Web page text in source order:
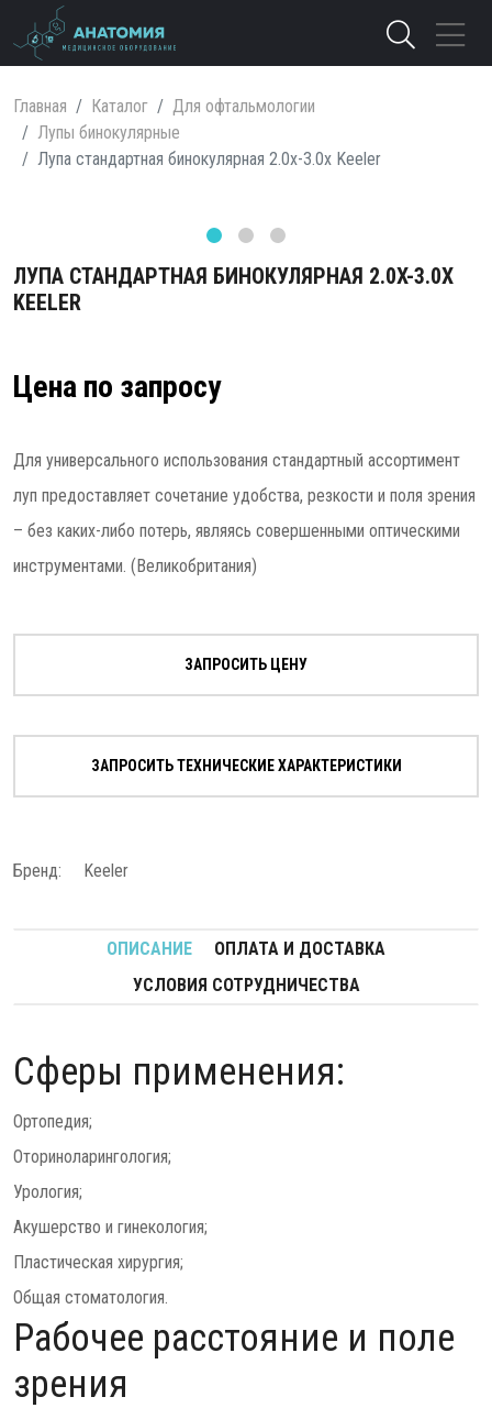
Главная Каталог
Для офтальмологии
Лупы бинокулярные
Лупа стандартная бинокулярная 2.0x-3.0x Keeler
ЛУПА СТАНДАРТНАЯ БИНОКУЛЯРНАЯ 2.0X-3.0X
KEELER
Цена по запросу
Для универсального использования стандартный ассортимент
луп предоставляет сочетание удобства, резкости и поля зрения
– без каких-либо потерь, являясь совершенными оптическими
инструментами. (Великобритания)
ЗАПРОСИТЬ ЦЕНУ
ЗАПРОСИТЬ ТЕХНИЧЕСКИЕ ХАРАКТЕРИСТИКИ
Бренд: Keeler
ОПИСАНИЕ
ОПЛАТА И ДОСТАВКА
УСЛОВИЯ СОТРУДНИЧЕСТВА
Сферы применения:
Ортопедия;
Оториноларингология;
Урология;
Акушерство и гинекология;
Пластическая хирургия;
Общая стоматология.
Рабочее расстояние и поле
зрения